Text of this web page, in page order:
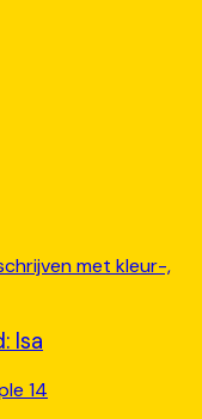
Isa